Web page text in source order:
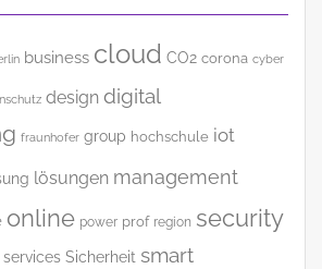
business cloud CO2 corona cyber
design digital
fraunhofer group hochschule iot
lösungen management
online power prof region security
services Sicherheit smart